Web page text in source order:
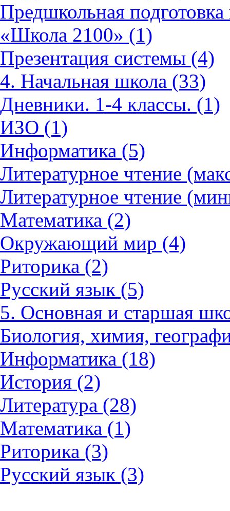
Предшкольная
«Школа 2100» (1)
Презентация системы (4)
4. Начальная школа (33)
Дневники. 1-4 классы. (1)
ИЗО (1)
Информатика (5)
Литературное чтение
Литературное чтение
Математика (2)
Окружающий мир (4)
Риторика (2)
Русский язык (5)
5. Основная и старшая
Биология, химия,
Информатика (18)
История (2)
Литература (28)
Математика (1)
Риторика (3)
Русский язык (3)